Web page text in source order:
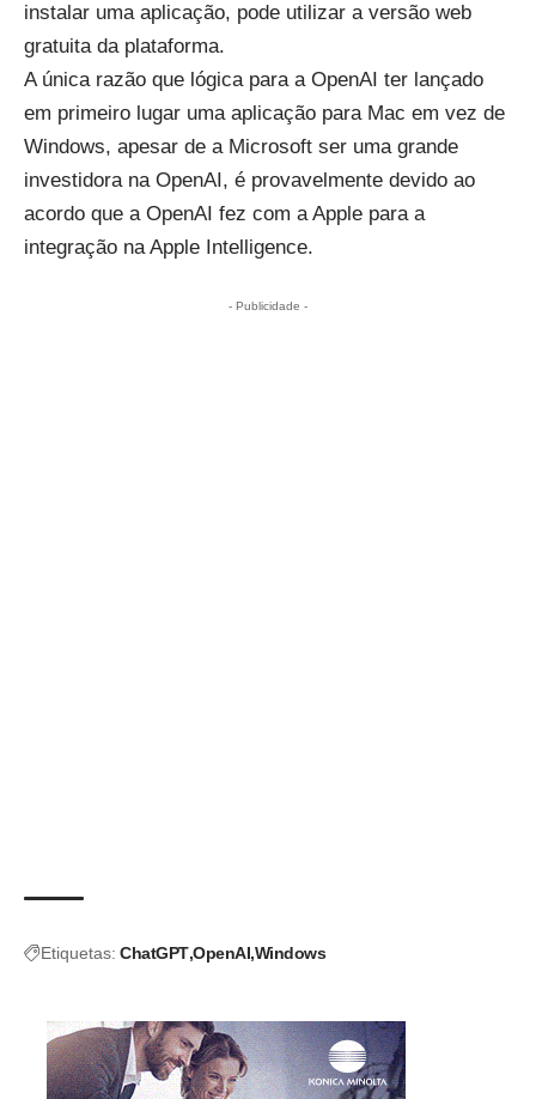
instalar uma aplicação, pode utilizar a versão web
gratuita da plataforma.
A única razão que lógica para a OpenAI ter lançado
em primeiro lugar uma aplicação para Mac em vez de
Windows, apesar de a Microsoft ser uma grande
investidora na OpenAI, é provavelmente devido ao
acordo que a OpenAI fez com a Apple para a
integração na Apple Intelligence.
- Publicidade -
Etiquetas: ChatGPT OpenAI Windows